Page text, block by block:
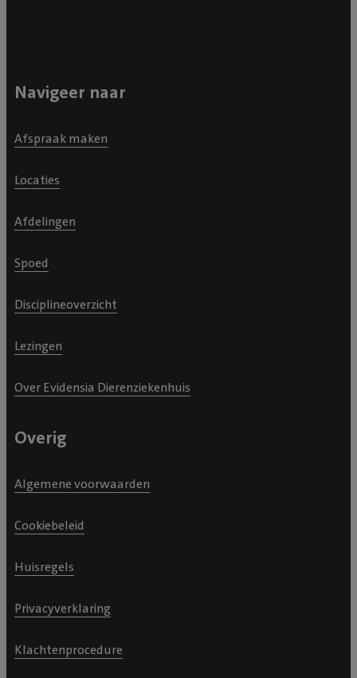
Navigeer naar
Afspraak maken
Locaties
Afdelingen
Spoed
Disciplineoverzicht
Lezingen
Over Evidensia Dierenziekenhuis
Overig
Algemene voorwaarden
Cookiebeleid
Huisregels
Privacyverklaring
Klachtenprocedure